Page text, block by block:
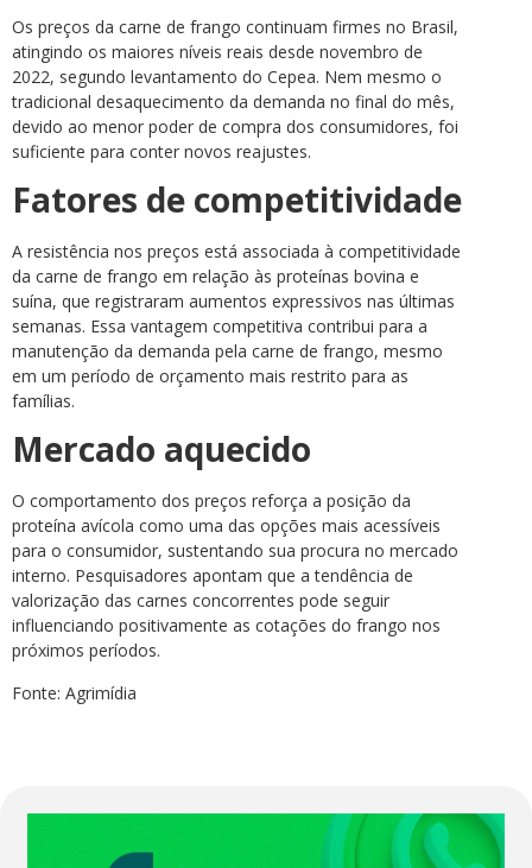
Os preços da carne de frango continuam firmes no Brasil,
atingindo os maiores níveis reais desde novembro de
2022, segundo levantamento do Cepea. Nem mesmo o
tradicional desaquecimento da demanda no final do mês,
devido ao menor poder de compra dos consumidores, foi
suficiente para conter novos reajustes.
Fatores de competitividade
A resistência nos preços está associada à competitividade
da carne de frango em relação às proteínas bovina e
suína, que registraram aumentos expressivos nas últimas
semanas. Essa vantagem competitiva contribui para a
manutenção da demanda pela carne de frango, mesmo
em um período de orçamento mais restrito para as
famílias.
Mercado aquecido
O comportamento dos preços reforça a posição da
proteína avícola como uma das opções mais acessíveis
para o consumidor, sustentando sua procura no mercado
interno. Pesquisadores apontam que a tendência de
valorização das carnes concorrentes pode seguir
influenciando positivamente as cotações do frango nos
próximos períodos.
Fonte: Agrimídia